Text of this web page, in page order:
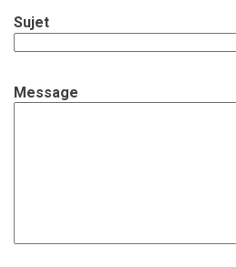
Sujet
Message